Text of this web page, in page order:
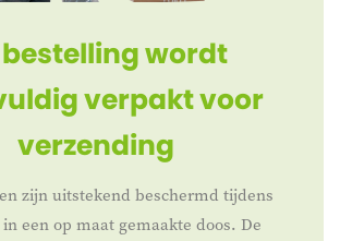
wordt
verpakt voor
verzending
zijn uitstekend beschermd tijdens
een op maat gemaakte doos. De